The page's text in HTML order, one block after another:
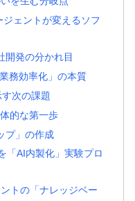
ジェントが変えるソフ
開発の分かれ目
務効率化」の本質
す次の課題
的な第一歩
プ」の作成
「AI内製化」実験プロ
トの「ナレッジベー